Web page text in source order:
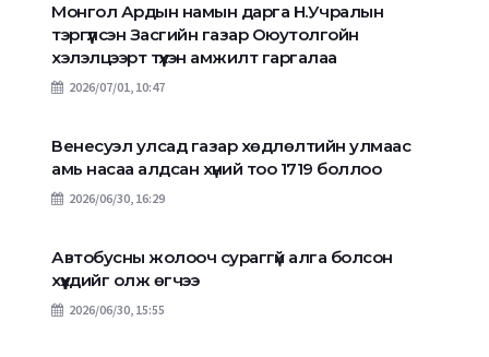
Монгол Ардын намын дарга Н.Учралын
тэргүүлсэн Засгийн газар Оюутолгойн
хэлэлцээрт түүхэн амжилт гаргалаа
2026/07/01, 10:47
Венесуэл улсад газар хөдлөлтийн улмаас
амь насаа алдсан хүний тоо 1719 боллоо
2026/06/30, 16:29
Автобусны жолооч сураггүй алга болсон
хүүхдийг олж өгчээ
2026/06/30, 15:55